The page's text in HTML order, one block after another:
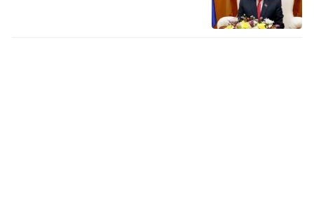
间、找对的人’，才是此次医疗收费改革的最